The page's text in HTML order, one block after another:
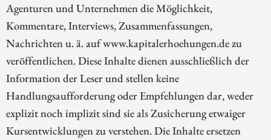
Agenturen und Unternehmen die Möglichkeit,
Kommentare, Interviews, Zusammenfassungen,
Nachrichten u. ä. auf www.kapitalerhoehungen.de zu
veröffentlichen. Diese Inhalte dienen ausschließlich der
Information der Leser und stellen keine
Handlungsaufforderung oder Empfehlungen dar, weder
explizit noch implizit sind sie als Zusicherung etwaiger
Kursentwicklungen zu verstehen. Die Inhalte ersetzen